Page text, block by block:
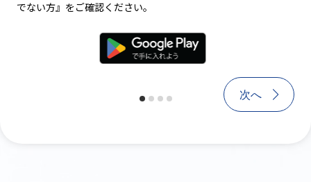
でない方』をご確認ください。